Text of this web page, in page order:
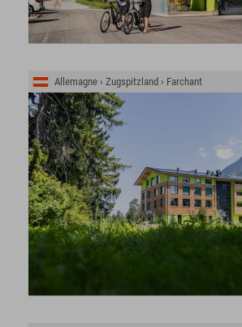
Allemagne › Zugspitzland › Farchant